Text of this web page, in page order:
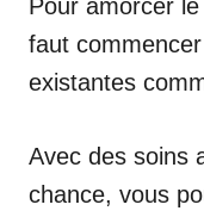
Pour amorcer
faut
existantes
Avec des soins
chance, vous